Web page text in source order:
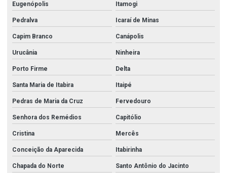
Eugenópolis Itamogi
Pedralva Icaraí de Minas
Capim Branco Canápolis
Urucânia Ninheira
Porto Firme Delta
Santa Maria de Itabira Itaipé
Pedras de Maria da Cruz Fervedouro
Senhora dos Remédios Capitólio
Cristina Mercês
Conceição da Aparecida Itabirinha
Chapada do Norte Santo Antônio do Jacinto